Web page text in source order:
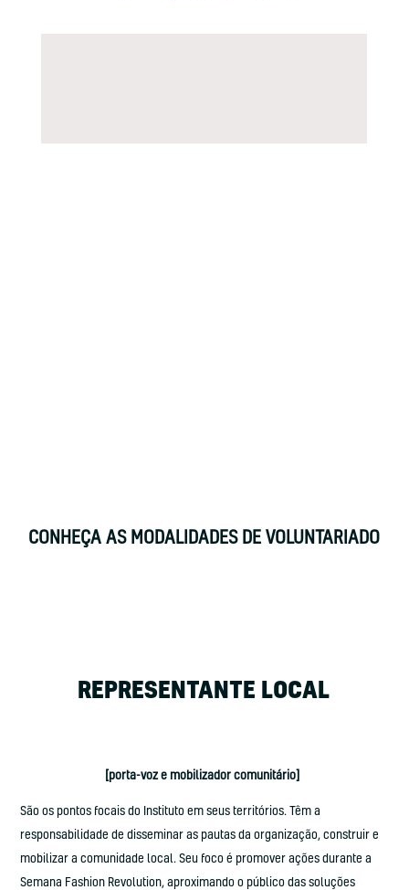
CONHEÇA AS MODALIDADES DE VOLUNTARIADO
REPRESENTANTE LOCAL
[porta-voz e mobilizador comunitário]
São os pontos focais do Instituto em seus territórios. Têm a
responsabilidade de disseminar as pautas da organização, construir e
mobilizar a comunidade local. Seu foco é promover ações durante a
Semana Fashion Revolution, aproximando o público das soluções